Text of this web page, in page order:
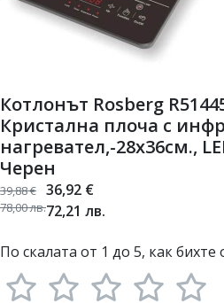
Котлонът Rosberg
Кристална плоча с
нагревател,-28х36см.,
Черен
36,92 €
72,21 лв.
39,88€
78,00лв.
По скалата от 1 до 5, как